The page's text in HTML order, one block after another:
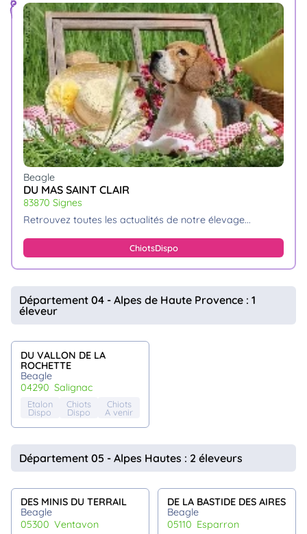
Beagle
DU MAS SAINT CLAIR
83870 Signes
retrouvez toutes les actualités de notre élevage.
ChiotsDispo
Département 04 - Alpes de Haute Provence : 1
éleveur
DU VALLON DE LA
ROCHETTE
Beagle
04290
salignac
Etalon
Dispo
Chiots
Dispo
Chiots
A venir
Département 05 - Alpes Hautes : 2 éleveurs
DES MINIS DU TERRAIL
Beagle
05300
ventavon
DE LA BASTIDE DES AIRES
Beagle
05110
esparron